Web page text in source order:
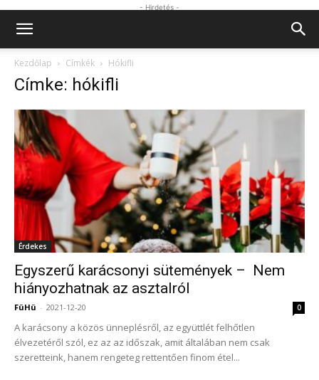
- Hirdetés -
Kezdőlap Címkék Hókifli
Címke: hókifli
Érdekes
Egyszerű karácsonyi sütemények – Nem
hiányozhatnak az asztalról
FüHü - 2021-12-20 0
A karácsony a közös ünneplésről, az együttlét felhőtlen
élvezetéről szól, ez az az időszak, amit általában nem csak
szeretteink, hanem rengeteg rettentően finom étel...